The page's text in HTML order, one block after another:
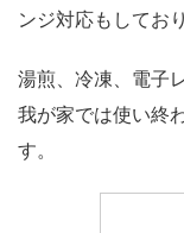
ンジ対応もしてお
湯煎、冷凍、電子
我が家では使い終
す。